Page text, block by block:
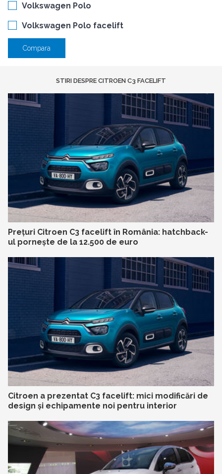
Volkswagen Polo
Volkswagen Polo facelift
Compara
STIRI DESPRE CITROEN C3 FACELIFT
Prețuri Citroen C3 facelift în România: hatchback-
ul pornește de la 12.500 de euro
Citroen a prezentat C3 facelift: mici modificări de
design și echipamente noi pentru interior